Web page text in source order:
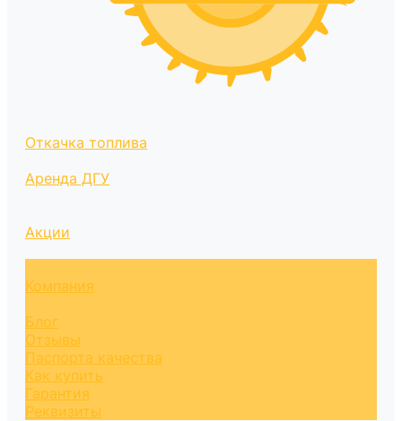
Откачка топлива
Аренда ДГУ
Акции
Компания
Блог
Отзывы
Паспорта качества
Как купить
Гарантия
Реквизиты